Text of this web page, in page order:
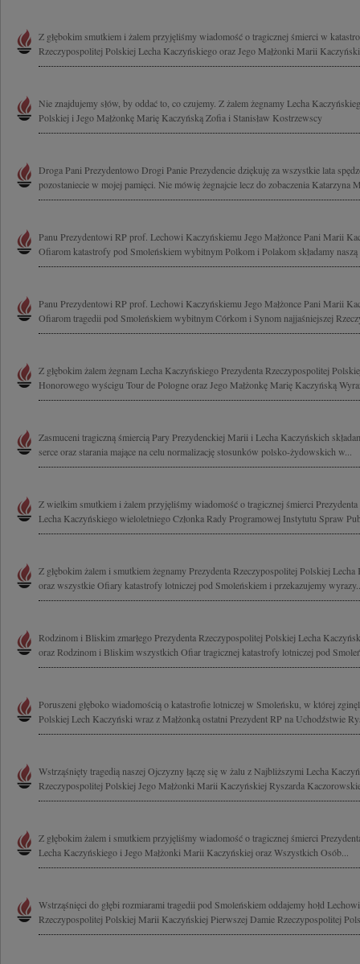
Z głębokim smutkiem i żalem przyjęliśmy wiadomość o tragicznej śmierci w
Rzeczypospolitej Polskiej Lecha Kaczyńskiego oraz Jego Małżonki Marii
Nie znajdujemy słów, by oddać to, co czujemy. Z żalem żegnamy Lecha
Polskiej i Jego Małżonkę Marię Kaczyńską Zofia i Stanisław Kostrzewscy
Droga Pani Prezydentowo Drogi Panie Prezydencie dziękuję za wszystkie lata
pozostaniecie w mojej pamięci. Nie mówię żegnajcie lecz do zobaczenia Katarzyna
Panu Prezydentowi RP prof. Lechowi Kaczyńskiemu Jego Małżonce Pani Marii
Ofiarom katastrofy pod Smoleńskiem wybitnym Polkom i Polakom składamy
Panu Prezydentowi RP prof. Lechowi Kaczyńskiemu Jego Małżonce Pani Marii
Ofiarom tragedii pod Smoleńskiem wybitnym Córkom i Synom najjaśniejszej
Z głębokim żalem żegnam Lecha Kaczyńskiego Prezydenta Rzeczypospolitej
Honorowego wyścigu Tour de Pologne oraz Jego Małżonkę Marię Kaczyńską
Zasmuceni tragiczną śmiercią Pary Prezydenckiej Marii i Lecha Kaczyńskich
serce oraz starania mające na celu normalizację stosunków polsko-żydowskich w...
Z wielkim smutkiem i żalem przyjęliśmy wiadomość o tragicznej śmierci
Lecha Kaczyńskiego wieloletniego Członka Rady Programowej Instytutu Spraw
Z głębokim żalem i smutkiem żegnamy Prezydenta Rzeczypospolitej Polskiej Lecha
oraz wszystkie Ofiary katastrofy lotniczej pod Smoleńskiem i przekazujemy
Rodzinom i Bliskim zmarłego Prezydenta Rzeczypospolitej Polskiej Lecha
oraz Rodzinom i Bliskim wszystkich Ofiar tragicznej katastrofy lotniczej pod
Poruszeni głęboko wiadomością o katastrofie lotniczej w Smoleńsku, w której
Polskiej Lech Kaczyński wraz z Małżonką ostatni Prezydent RP na Uchodźstwie
Wstrząśnięty tragedią naszej Ojczyzny łączę się w żalu z Najbliższymi Lecha
Rzeczypospolitej Polskiej Jego Małżonki Marii Kaczyńskiej Ryszarda
Z głębokim żalem i smutkiem przyjęliśmy wiadomość o tragicznej śmierci
Lecha Kaczyńskiego i Jego Małżonki Marii Kaczyńskiej oraz Wszystkich Osób...
Wstrząśnięci do głębi rozmiarami tragedii pod Smoleńskiem oddajemy hołd
Rzeczypospolitej Polskiej Marii Kaczyńskiej Pierwszej Damie Rzeczypospolitej